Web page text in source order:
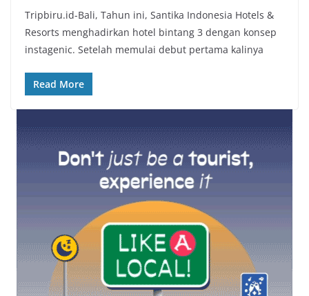
Tripbiru.id-Bali, Tahun ini, Santika Indonesia Hotels &
Resorts menghadirkan hotel bintang 3 dengan konsep
instagenic. Setelah memulai debut pertama kalinya
Read More